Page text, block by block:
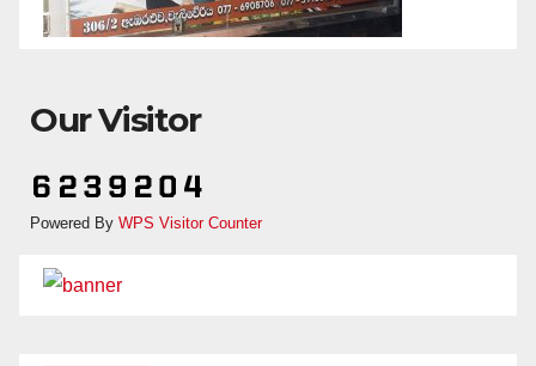
Our Visitor
Powered By WPS Visitor Counter